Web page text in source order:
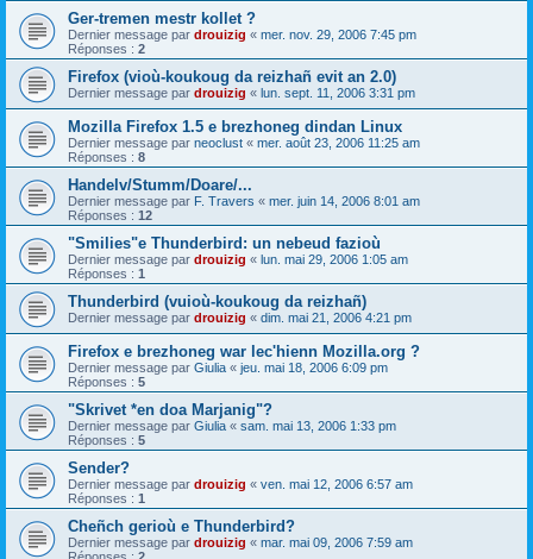
Ger-tremen mestr kollet ?
Dernier message par drouizig « mer. nov. 29, 2006 7:45 pm
Réponses : 2
Firefox (vioù-koukoug da reizhañ evit an 2.0)
Dernier message par drouizig « lun. sept. 11, 2006 3:31 pm
Mozilla Firefox 1.5 e brezhoneg dindan Linux
Dernier message par neoclust « mer. août 23, 2006 11:25 am
Réponses : 8
Handelv/Stumm/Doare/...
Dernier message par F. Travers « mer. juin 14, 2006 8:01 am
Réponses : 12
"Smilies"e Thunderbird: un nebeud fazioù
Dernier message par drouizig « lun. mai 29, 2006 1:05 am
Réponses : 1
Thunderbird (vuioù-koukoug da reizhañ)
Dernier message par drouizig « dim. mai 21, 2006 4:21 pm
Firefox e brezhoneg war lec'hienn Mozilla.org ?
Dernier message par Giulia « jeu. mai 18, 2006 6:09 pm
Réponses : 5
"Skrivet *en doa Marjanig"?
Dernier message par Giulia « sam. mai 13, 2006 1:33 pm
Réponses : 5
Sender?
Dernier message par drouizig « ven. mai 12, 2006 6:57 am
Réponses : 1
Cheñch gerioù e Thunderbird?
Dernier message par drouizig « mar. mai 09, 2006 7:59 am